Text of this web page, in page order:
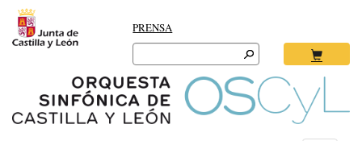
PRENSA
Search
for: